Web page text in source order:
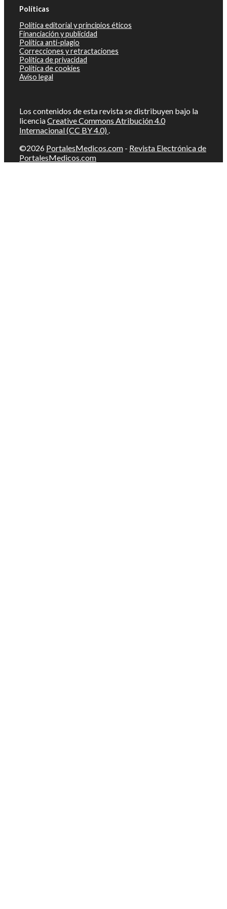
Políticas
Política editorial y principios éticos
Financiación y publicidad
Política anti-plagio
Correcciones y retractaciones
Política de privacidad
Política de cookies
Aviso legal
Los contenidos de esta revista se distribuyen bajo la
licenciaCreative Commons Atribución 4.0
Internacional (CC BY 4.0) .
©2026 PortalesMedicos.com - Revista Electrónica de
PortalesMedicos.com